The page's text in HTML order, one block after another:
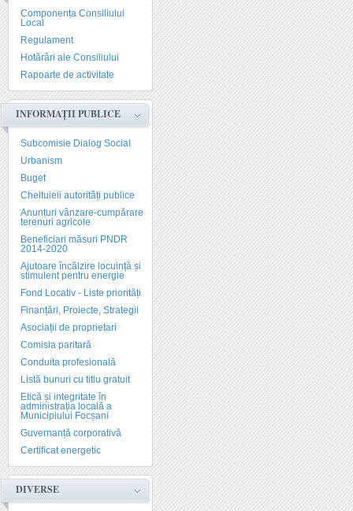
Componența Consiliului
Local
Regulament
Hotărâri ale Consiliului
Rapoarte de activitate
INFORMAȚII PUBLICE
Subcomisie Dialog Social
Urbanism
Buget
Cheltuieli autorități publice
Anunțuri vânzare-cumpărare
terenuri agricole
Beneficiari măsuri PNDR
2014-2020
Ajutoare încălzire locuință și
stimulent pentru energie
Fond Locativ - Liste priorități
Finanțări, Proiecte, Strategii
Asociații de proprietari
Comisia paritară
Conduita profesională
Listă bunuri cu titlu gratuit
Etică și integritate în
administrația locală a
Municipiului Focșani
Guvernanță corporativă
Certificat energetic
DIVERSE